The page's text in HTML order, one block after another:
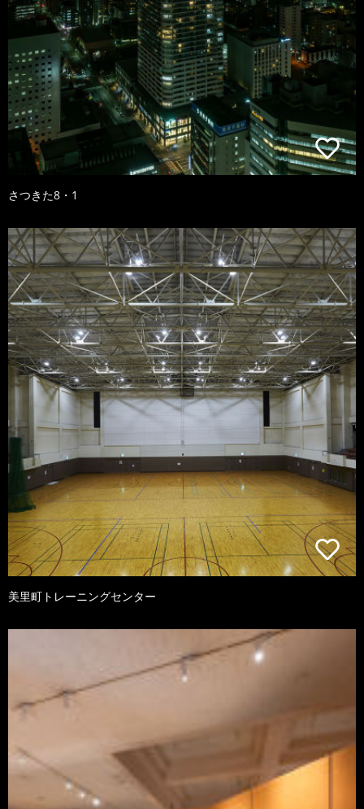
さつきた8・1
美里町トレーニングセンター